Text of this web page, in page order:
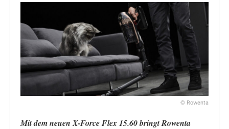
© Rowenta
Mit dem neuen X-Force Flex 15.60 bringt Rowenta